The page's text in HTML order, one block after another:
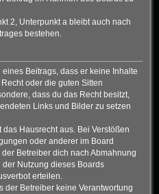
2, Unterpunkt a bleibt auch nach
bestehen.
Beitrags, dass er keine Inhalte
oder die guten Sitten
dass du das Recht besitzt,
Links und Bilder zu setzen
Hausrecht aus. Bei Verstößen
oder anderer im Board
Betreiber dich nach Abmahnung
Nutzung dieses Boards
erteilen.
der Betreiber keine Verantwortung